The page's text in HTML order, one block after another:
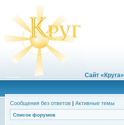
Сайт «Круга»
Сообщения без ответов | Активные темы
Список форумов